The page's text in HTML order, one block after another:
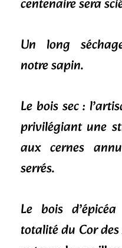
Un long
notre sapin.
Le bois sec :
privilégiant une
aux cernes
serrés.
Le bois
totalité du Cor